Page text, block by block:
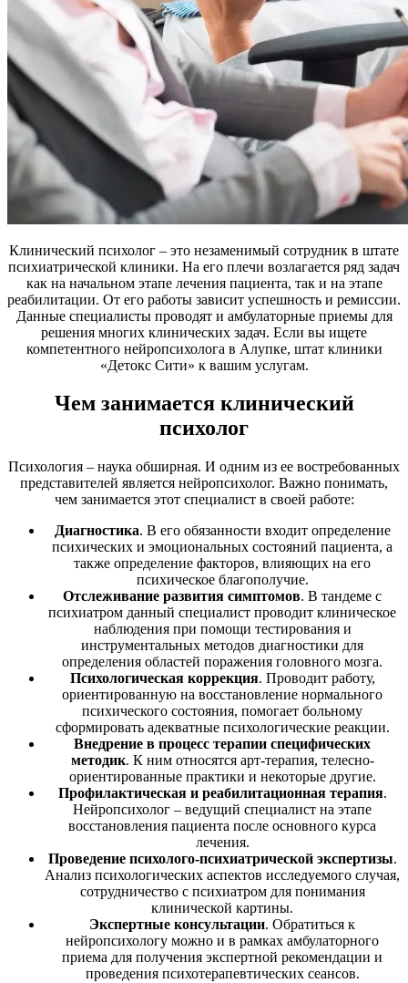
Клинический психолог – это незаменимый сотрудник в штате
психиатрической клиники. На его плечи возлагается ряд задач
как на начальном этапе лечения пациента, так и на этапе
реабилитации. От его работы зависит успешность и ремиссии.
Данные специалисты проводят и амбулаторные приемы для
решения многих клинических задач. Если вы ищете
компетентного нейропсихолога в Алупке, штат клиники
«Детокс Сити» к вашим услугам.
Чем занимается клинический
психолог
Психология – наука обширная. И одним из ее востребованных
представителей является нейропсихолог. Важно понимать,
чем занимается этот специалист в своей работе:
Диагностика. В его обязанности входит определение
психических и эмоциональных состояний пациента, а
также определение факторов, влияющих на его
психическое благополучие.
Отслеживание развития симптомов. В тандеме с
психиатром данный специалист проводит клиническое
наблюдения при помощи тестирования и
инструментальных методов диагностики для
определения областей поражения головного мозга.
Психологическая коррекция. Проводит работу,
ориентированную на восстановление нормального
психического состояния, помогает больному
сформировать адекватные психологические реакции.
Внедрение в процесс терапии специфических
методик. К ним относятся арт-терапия, телесно-
ориентированные практики и некоторые другие.
Профилактическая и реабилитационная терапия.
Нейропсихолог – ведущий специалист на этапе
восстановления пациента после основного курса
лечения.
Проведение психолого-психиатрической экспертизы.
Анализ психологических аспектов исследуемого случая,
сотрудничество с психиатром для понимания
клинической картины.
Экспертные консультации. Обратиться к
нейропсихологу можно и в рамках амбулаторного
приема для получения экспертной рекомендации и
проведения психотерапевтических сеансов.